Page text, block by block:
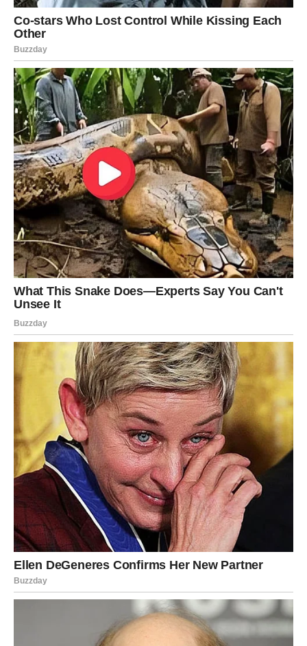
VAGA
Vagama dolazi više motivacije i poslovne energije.
Finansijska situacija postaje stabilnija, a moguće su i
veoma korisne saradnje.
Novac dolazi kroz pametne odluke
Pred vama su veoma pozitivni trenuci.
ŠKORPIJA
Škorpijama dolazi veliki finansijski preokret.
Ono što je dugo bilo blokirano sada konačno dolazi na
svoje mjesto.
Sudbina vam otvara vrata obilja
Pred vama su veoma snažni trenuci uspjeha.
STRIJELAC
Nova energija donosi vam mnogo poslovnih mogućnosti i
pozitivnih promjena.
Moguća je saradnja koja vam donosi ozbiljan napredak i
veću zaradu.
Sreća prati vaše finansijske planove